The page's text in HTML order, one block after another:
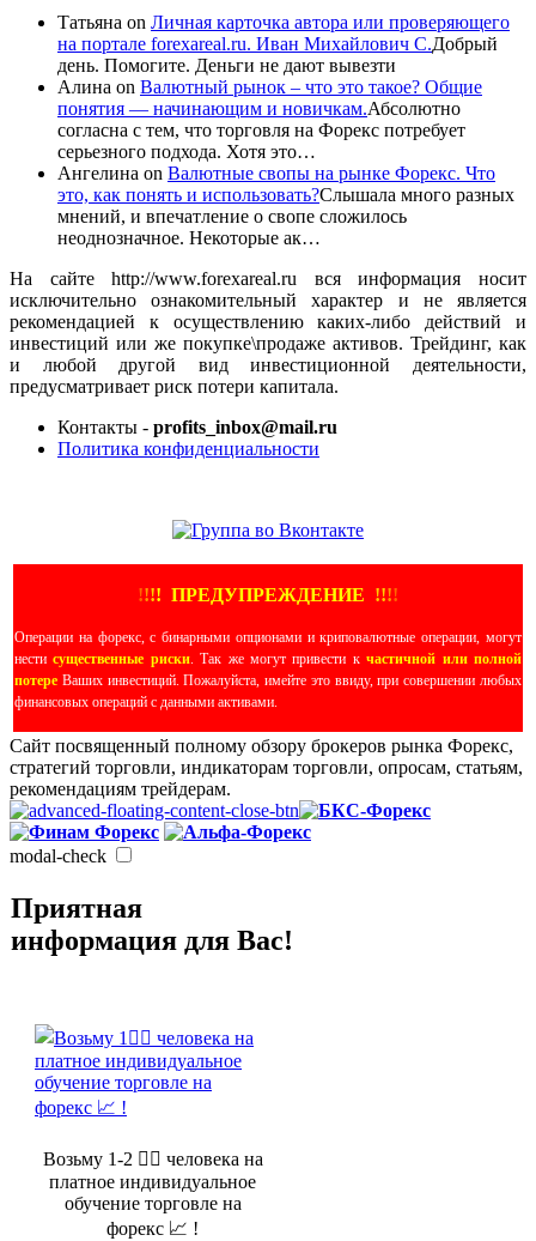
Татьяна on Личная карточка автора или проверяющего
на портале forexareal.ru. Иван Михайлович С.Добрый
день. Помогите. Деньги не дают вывезти
Алина on Валютный рынок – что это такое? Общие
понятия — начинающим и новичкам.Абсолютно
согласна с тем, что торговля на Форекс потребует
серьезного подхода. Хотя это…
Ангелина on Валютные свопы на рынке Форекс. Что
это, как понять и использовать?Слышала много разных
мнений, и впечатление о свопе сложилось
неоднозначное. Некоторые ак…
На сайте http://www.forexareal.ru вся информация носит
исключительно ознакомительный характер и не является
рекомендацией к осуществлению каких-либо действий и
инвестиций или же покупке\продаже активов. Трейдинг, как
и любой другой вид инвестиционной деятельности,
предусматривает риск потери капитала.
Контакты - profits_inbox@mail.ru
Политика конфиденциальности
!!!! ПРЕДУПРЕЖДЕНИЕ !!!!
Операции на форекс, с бинарными опционами и криповалютные операции, могут
нестисущественные риски. Так же могут привести кчастичной или полной
потере Ваших инвестиций. Пожалуйста, имейте это ввиду, при совершении любых
финансовых операций с данными активами.
Сайт посвященный полному обзору брокеров рынка Форекс,
стратегий торговли, индикаторам торговли, опросам, статьям,
рекомендациям трейдерам.
modal-check
Приятная
информация для Вас!
Возьму 1-2 🤵‍♂️ человека на
платное индивидуальное
обучение торговле на
форекс 📈 !